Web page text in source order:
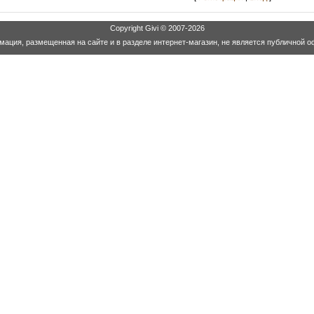
Copyright Givi© 2007-2026
размещенная на сайте и в разделе интернет-магазин, не является публичной